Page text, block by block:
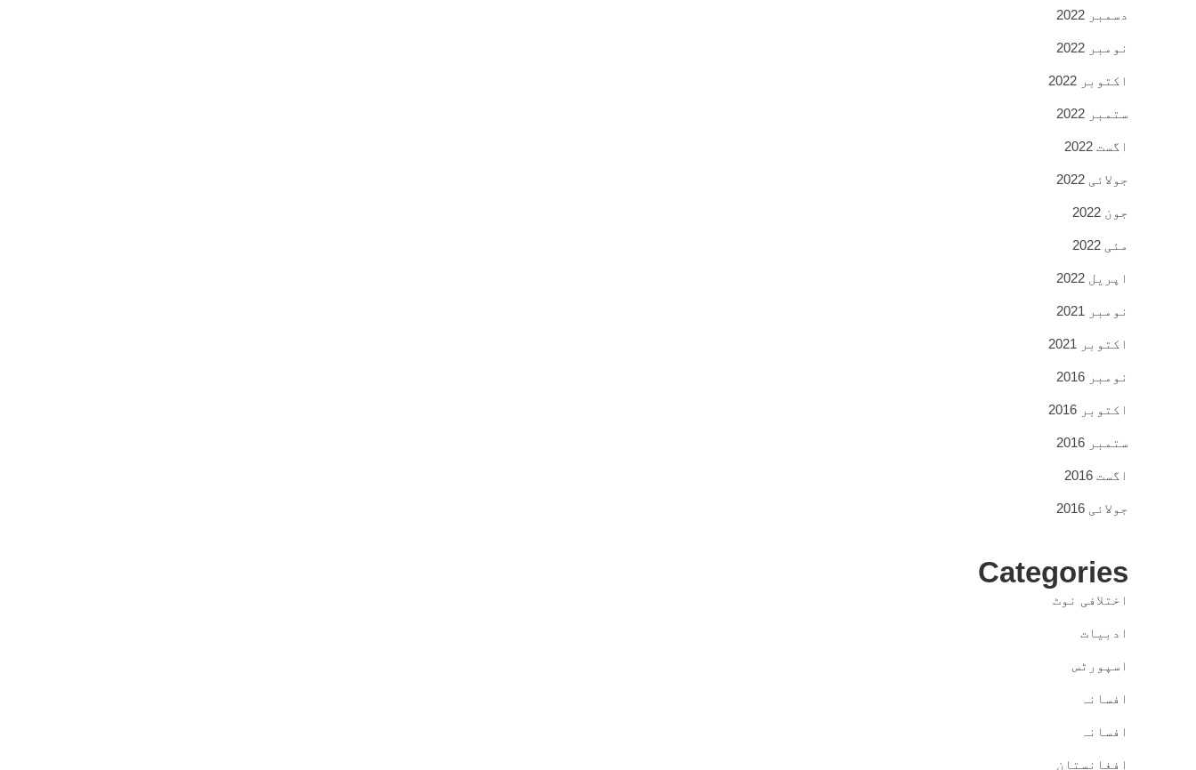
دسمبر 2022
نومبر 2022
اکتوبر 2022
ستمبر 2022
اگست 2022
جولائی 2022
جون 2022
مئی 2022
اپریل 2022
نومبر 2021
اکتوبر 2021
نومبر 2016
اکتوبر 2016
ستمبر 2016
اگست 2016
جولائی 2016
Categories
اختلافی نوٹ
ادبیات
اسپورٹس
افسانہ
افسانہ
افغانستان